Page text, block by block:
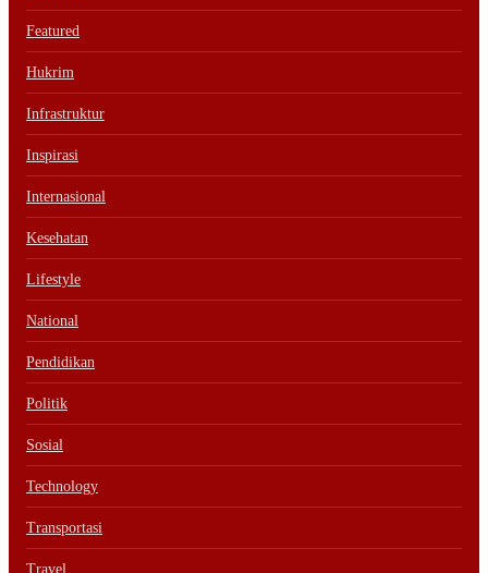
Featured
Hukrim
Infrastruktur
Inspirasi
Internasional
Kesehatan
Lifestyle
National
Pendidikan
Politik
Sosial
Technology
Transportasi
Travel